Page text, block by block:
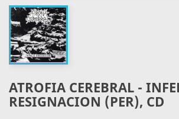
ATROFIA CEREBRAL -
RESIGNACION (PER), CD